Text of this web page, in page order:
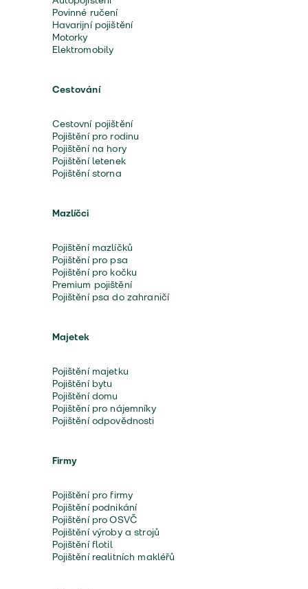
Povinné ručení
Havarijní pojištění
Motorky
Elektromobily
Cestování
Cestovní pojištění
Pojištění pro rodinu
Pojištění na hory
Pojištění letenek
Pojištění storna
Mazlíčci
Pojištění mazlíčků
Pojištění pro psa
Pojištění pro kočku
Premium pojištění
Pojištění psa do zahraničí
Majetek
Pojištění majetku
Pojištění bytu
Pojištění domu
Pojištění pro nájemníky
Pojištění odpovědnosti
Firmy
Pojištění pro firmy
Pojištění podnikání
Pojištění pro OSVČ
Pojištění výroby a strojů
Pojištění flotil
Pojištění realitních makléřů